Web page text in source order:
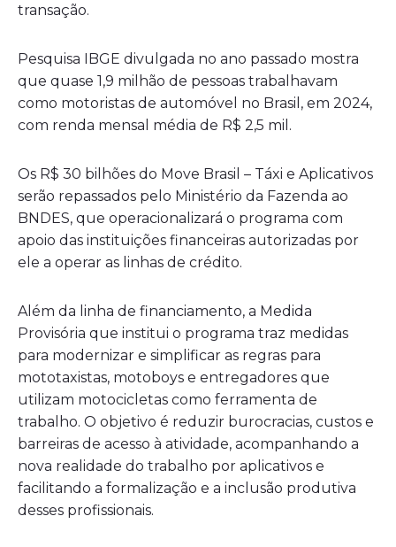
transação.
Pesquisa IBGE divulgada no ano passado mostra
que quase 1,9 milhão de pessoas trabalhavam
como motoristas de automóvel no Brasil, em 2024,
com renda mensal média de R$ 2,5 mil.
Os R$ 30 bilhões do Move Brasil – Táxi e Aplicativos
serão repassados pelo Ministério da Fazenda ao
BNDES, que operacionalizará o programa com
apoio das instituições financeiras autorizadas por
ele a operar as linhas de crédito.
Além da linha de financiamento, a Medida
Provisória que institui o programa traz medidas
para modernizar e simplificar as regras para
mototaxistas, motoboys e entregadores que
utilizam motocicletas como ferramenta de
trabalho. O objetivo é reduzir burocracias, custos e
barreiras de acesso à atividade, acompanhando a
nova realidade do trabalho por aplicativos e
facilitando a formalização e a inclusão produtiva
desses profissionais.